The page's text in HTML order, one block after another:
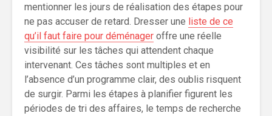
mentionner les jours de réalisation des étapes pour
ne pas accuser de retard. Dresser une liste de ce
qu’il faut faire pour déménager offre une réelle
visibilité sur les tâches qui attendent chaque
intervenant. Ces tâches sont multiples et en
l’absence d’un programme clair, des oublis risquent
de surgir. Parmi les étapes à planifier figurent les
périodes de tri des affaires, le temps de recherche